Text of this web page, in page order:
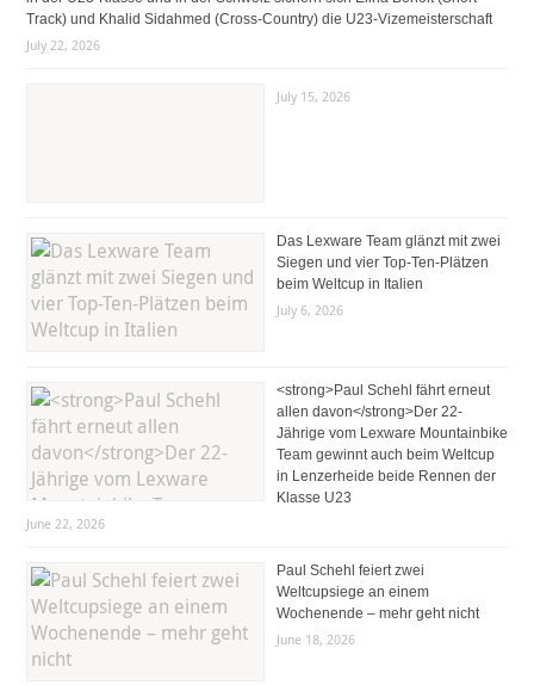
Track) und Khalid Sidahmed (Cross-Country) die U23-Vizemeisterschaft
July 22, 2026
July 15, 2026
Das Lexware Team glänzt mit zwei
Siegen und vier Top-Ten-Plätzen
beim Weltcup in Italien
July 6, 2026
<strong>Paul Schehl fährt erneut
allen davon</strong>Der 22-
Jährige vom Lexware Mountainbike
Team gewinnt auch beim Weltcup
in Lenzerheide beide Rennen der
Klasse U23
June 22, 2026
Paul Schehl feiert zwei
Weltcupsiege an einem
Wochenende – mehr geht nicht
June 18, 2026